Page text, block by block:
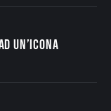
un’Icona